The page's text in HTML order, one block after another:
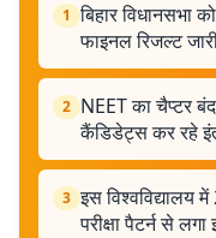
1 बिहार विधानसभा
फाइनल रिजल्ट
2 NEET का चैप्टर
कैंडिडेट्स कर रहे
3 इस
परीक्षा पैटर्न से